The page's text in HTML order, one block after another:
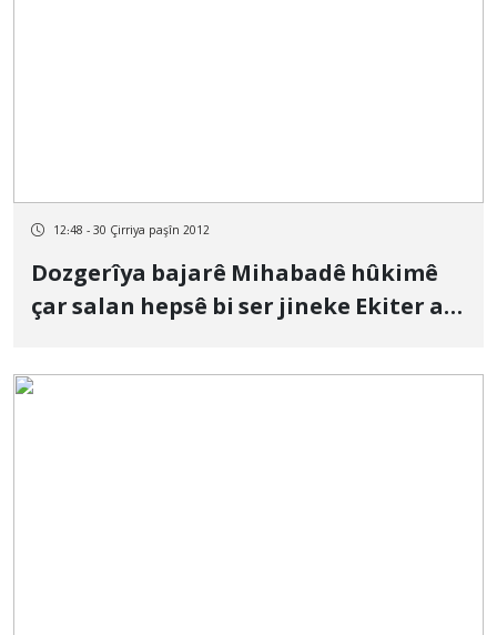
12:48 - 30 Çirriya paşîn 2012
Dozgerîya bajarê Mihabadê hûkimê
çar salan hepsê bi ser jineke Ekiter a